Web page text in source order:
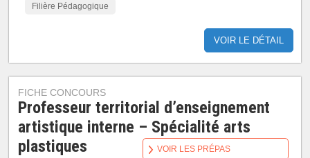
Filière Pédagogique
VOIR LE DÉTAIL
FICHE CONCOURS
Professeur territorial d’enseignement
artistique interne – Spécialité arts
plastiques
VOIR LES PRÉPAS